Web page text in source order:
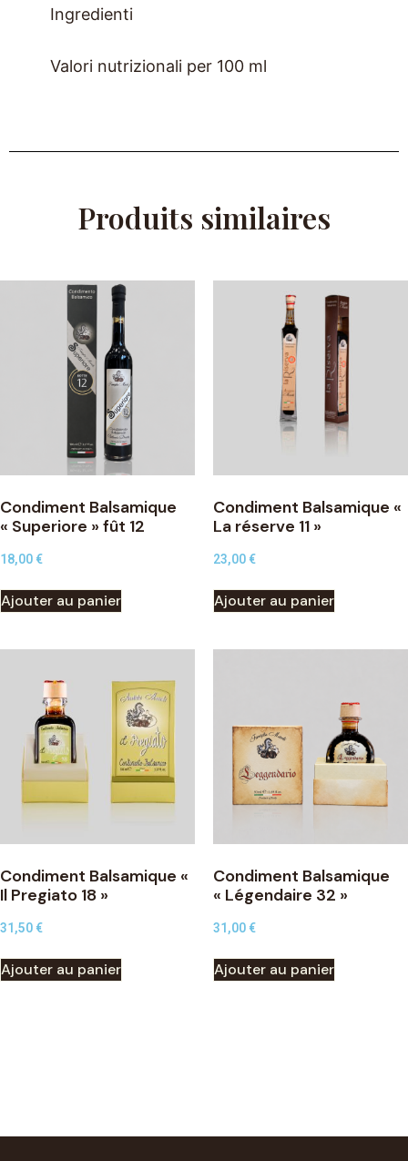
Ingredienti
Valori nutrizionali per 100 ml
Produits similaires
Condiment Balsamique
« Superiore » fût 12
18,00 €
Ajouter au panier
Condiment Balsamique «
La réserve 11 »
23,00 €
Ajouter au panier
Condiment Balsamique «
Il Pregiato 18 »
31,50 €
Ajouter au panier
Condiment Balsamique
« Légendaire 32 »
31,00 €
Ajouter au panier